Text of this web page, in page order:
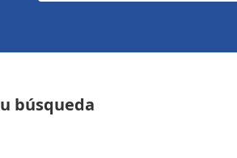
búsqueda